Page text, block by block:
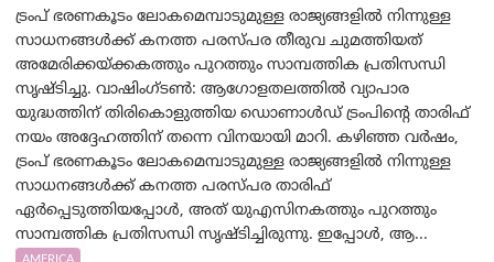
ട്രംപ് ഭരണകൂടം ലോകമെമ്പാടുമുള്ള രാജ്യങ്ങളിൽ നിന്നുള്ള
സാധനങ്ങൾക്ക് കനത്ത പരസ്പര തീരുവ ചുമത്തിയത്
അമേരിക്കയ്ക്കകത്തും പുറത്തും സാമ്പത്തിക പ്രതിസന്ധി
സൃഷ്ടിച്ചു. വാഷിംഗ്ടണ്‍: ആഗോളതലത്തിൽ വ്യാപാര
യുദ്ധത്തിന് തിരികൊളുത്തിയ ഡൊണാൾഡ് ട്രംപിന്റെ താരിഫ്
നയം അദ്ദേഹത്തിന് തന്നെ വിനയായി മാറി. കഴിഞ്ഞ വർഷം,
ട്രംപ് ഭരണകൂടം ലോകമെമ്പാടുമുള്ള രാജ്യങ്ങളിൽ നിന്നുള്ള
സാധനങ്ങൾക്ക് കനത്ത പരസ്പര താരിഫ്
ഏർപ്പെടുത്തിയപ്പോൾ, അത് യുഎസിനകത്തും പുറത്തും
സാമ്പത്തിക പ്രതിസന്ധി സൃഷ്ടിച്ചിരുന്നു. ഇപ്പോൾ, ആ...